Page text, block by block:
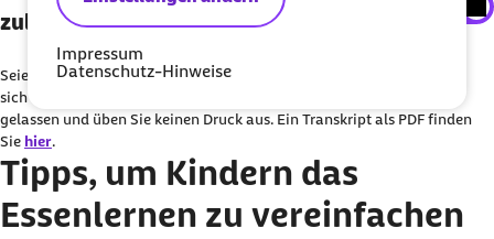
Impressum
Datenschutz-Hinweise
Sie können an dieser Stelle einstellen, alle externe
Inhalte auf der Website anzeigen zu lassen.
Ich bin damit einverstanden, dass personenbezogene
Daten an Drittplattform übermittelt werden. Mehr dazu
in unserer
Datenschutzerklärung
zulassen
Seien Sie als Eltern ein Vorbild für Ihre Kinder. Ihr Nachwuchs schaut
sich auch beim Essverhalten viel bei Ihnen ab. Bleiben Sie dabei
gelassen und üben Sie keinen Druck aus. Ein Transkript als PDF finden
Sie hier.
Tipps, um Kindern das
Essenlernen zu vereinfachen